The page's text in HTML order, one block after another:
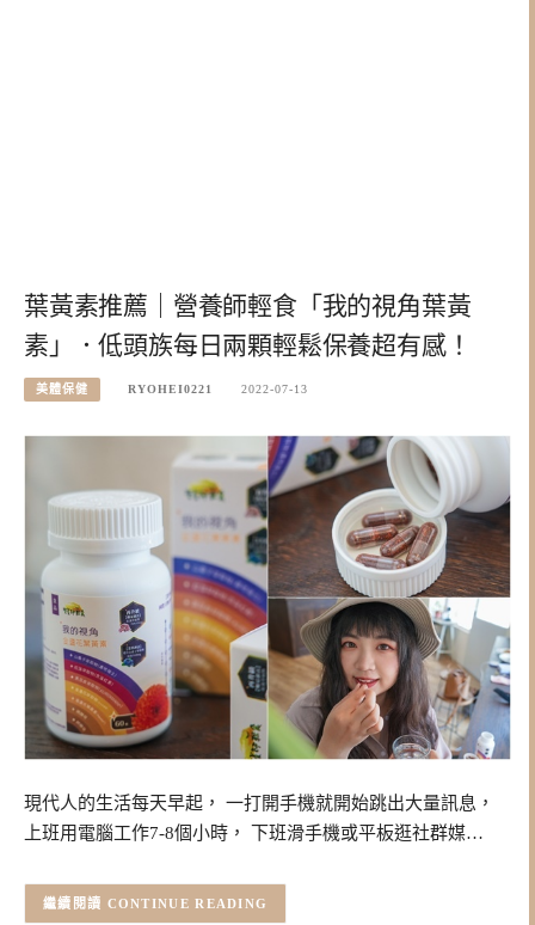
葉黃素推薦｜營養師輕食「我的視角葉黃
素」．低頭族每日兩顆輕鬆保養超有感！
美體保健 RYOHEI0221 2022-07-13
現代人的生活每天早起， 一打開手機就開始跳出大量訊息，
上班用電腦工作7-8個小時， 下班滑手機或平板逛社群媒…
CONTINUE READING